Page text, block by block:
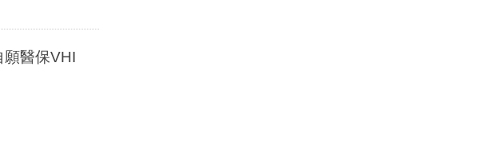
願醫保VHI